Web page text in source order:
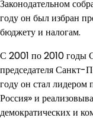
Законодательном
году он был избран
бюджету и налогам.
С 2001 по 2010 годы
председателя Санкт-
году он стал лидером
Россия» и
демократических и